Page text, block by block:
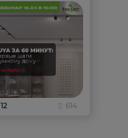
12 614